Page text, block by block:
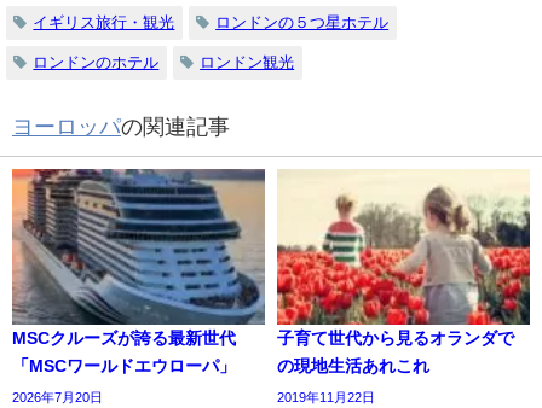
イギリス旅行・観光 ロンドンの５つ星ホテル
ロンドンのホテル ロンドン観光
ヨーロッパの関連記事
MSCクルーズが誇る最新世代
「MSCワールドエウローパ」
2026年7月20日
子育て世代から見るオランダで
の現地生活あれこれ
2019年11月22日